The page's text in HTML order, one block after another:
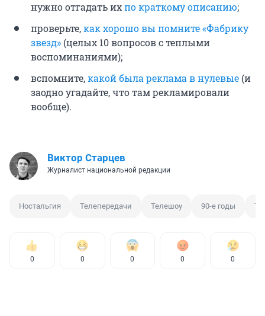
нужно отгадать ихпо краткому описанию;
проверьте,как хорошо вы помните «Фабрику
звезд» (целых 10 вопросов с теплыми
воспоминаниями);
вспомните,какой была реклама в нулевые (и
заодно угадайте, что там рекламировали
вообще).
Виктор Старцев
Журналист национальной редакции
Ностальгия Телепередачи Телешоу 90-е годы
0 0 0 0 0